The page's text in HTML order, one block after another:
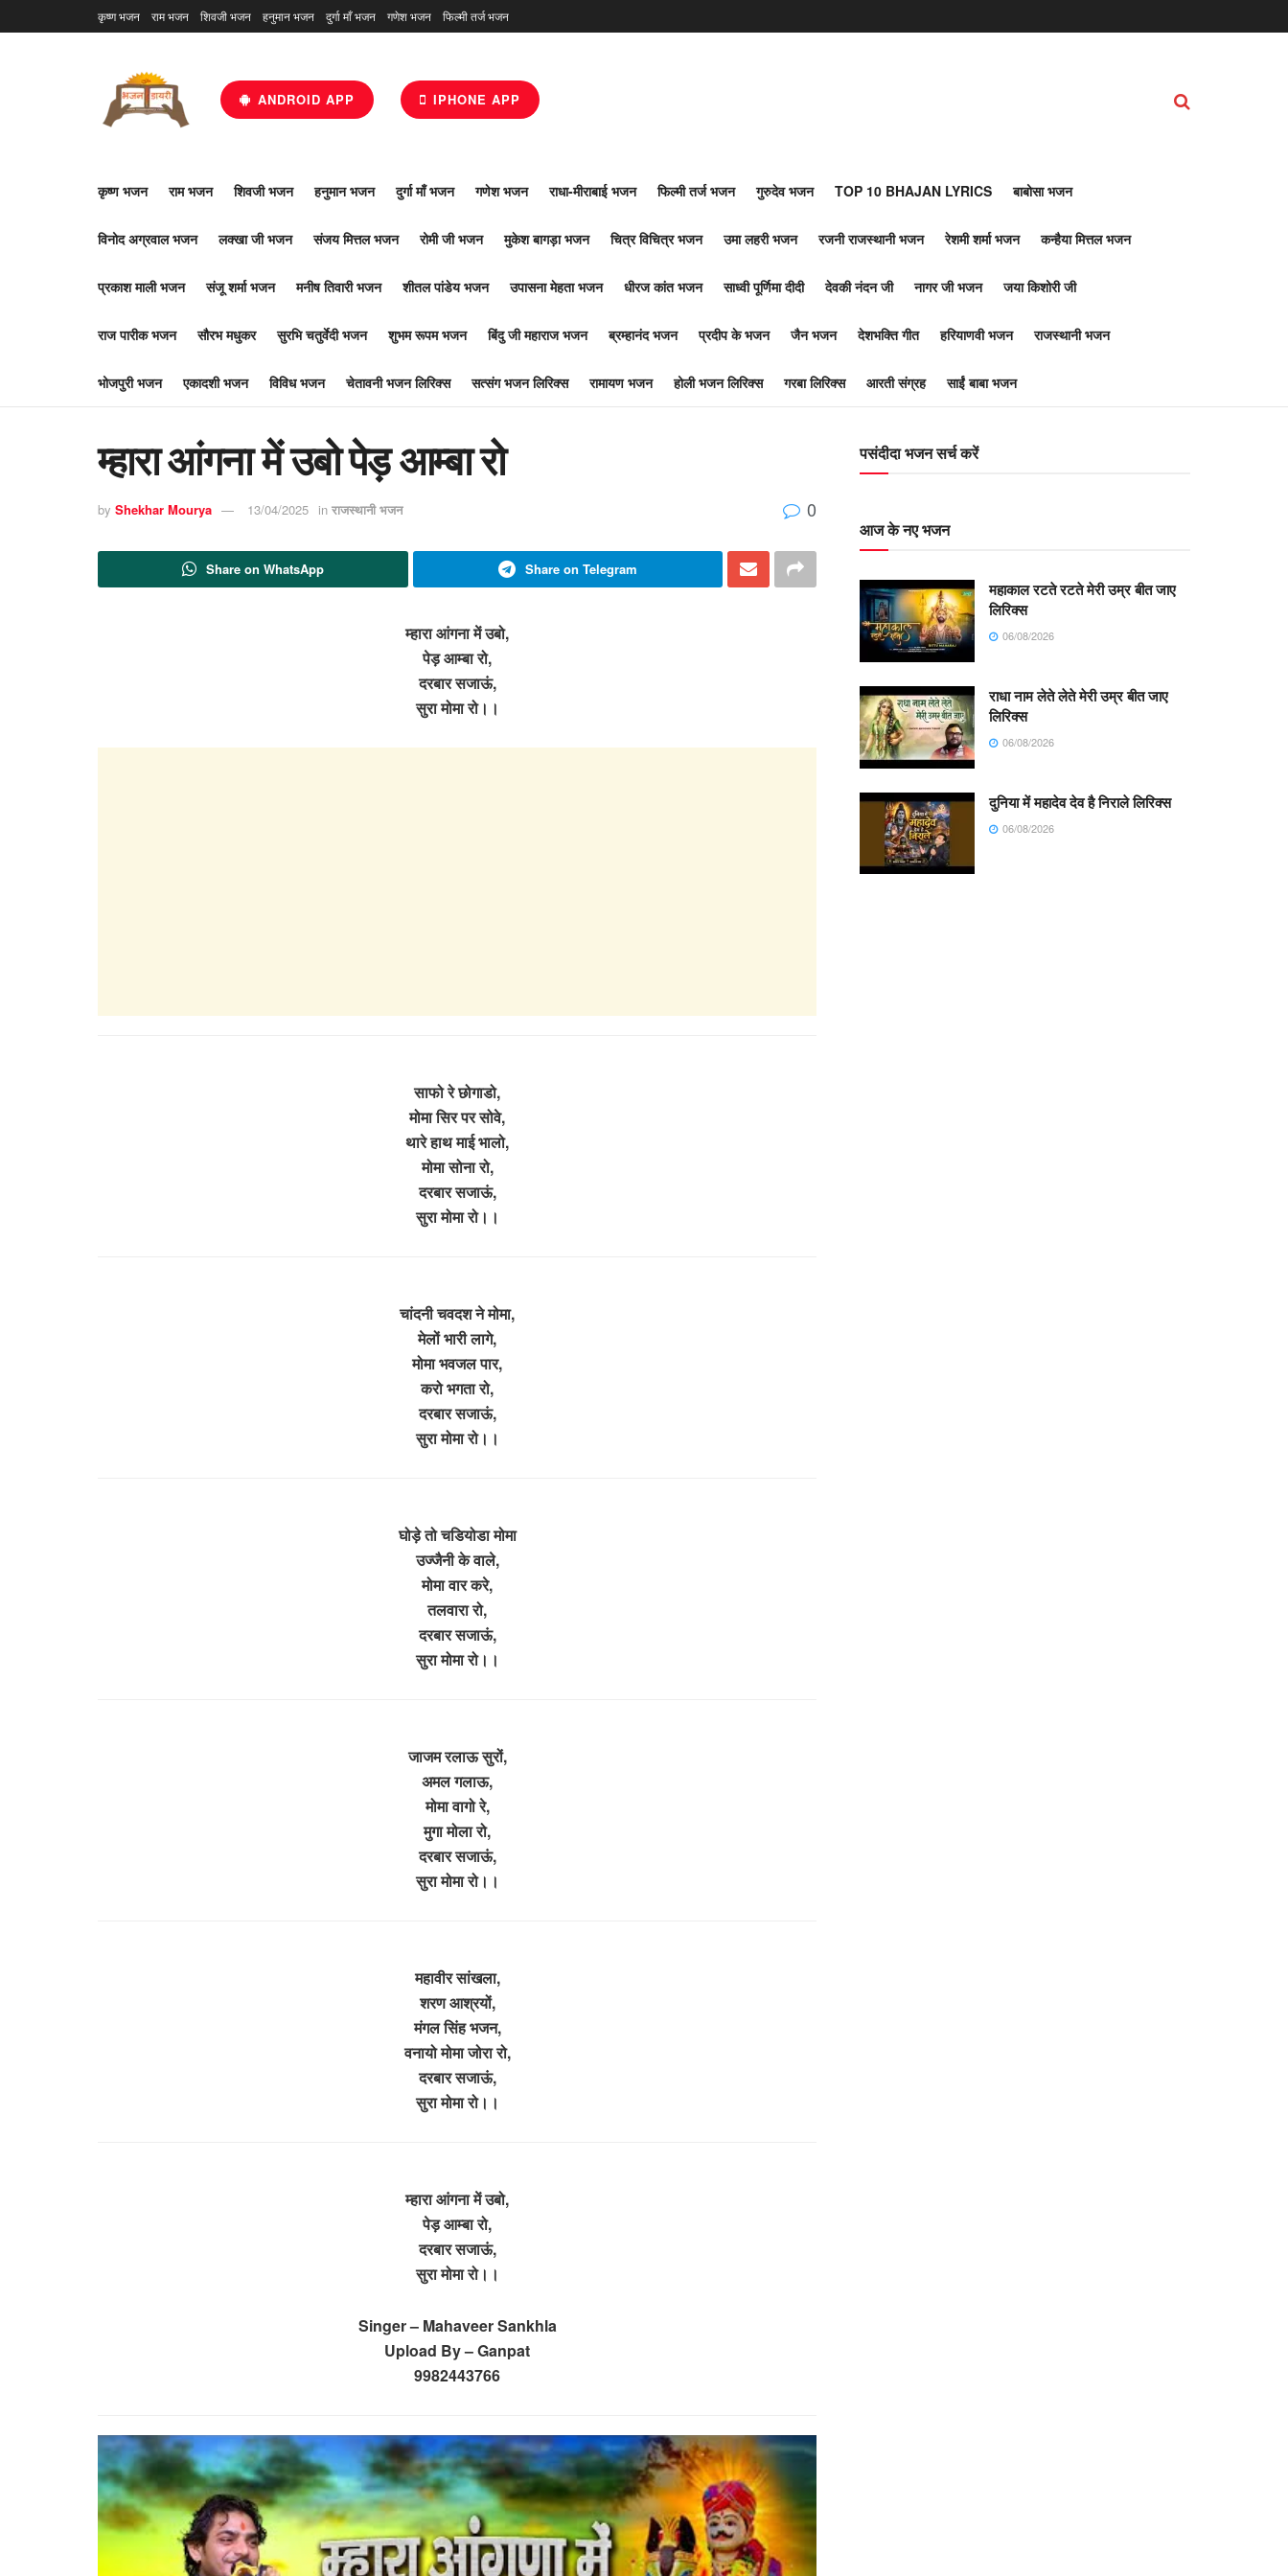
कृष्ण भजन राम भजन शिवजी भजन हनुमान भजन दुर्गा माँ भजन गणेश भजन फिल्मी तर्ज भजन
ANDROID APP IPHONE APP
कृष्ण भजन राम भजन शिवजी भजन हनुमान भजन दुर्गा माँ भजन गणेश भजन राधा-मीराबाई भजन फिल्मी तर्ज भजन गुरुदेव भजन TOP 10 BHAJAN LYRICS बाबोसा भजन
विनोद अग्रवाल भजन लक्खा जी भजन संजय मित्तल भजन रोमी जी भजन मुकेश बागड़ा भजन चित्र विचित्र भजन उमा लहरी भजन रजनी राजस्थानी भजन रेशमी शर्मा भजन कन्हैया मित्तल भजन
प्रकाश माली भजन संजू शर्मा भजन मनीष तिवारी भजन शीतल पांडेय भजन उपासना मेहता भजन धीरज कांत भजन साध्वी पूर्णिमा दीदी देवकी नंदन जी नागर जी भजन जया किशोरी जी
राज पारीक भजन सौरभ मधुकर सुरभि चतुर्वेदी भजन शुभम रूपम भजन बिंदु जी महाराज भजन ब्रम्हानंद भजन प्रदीप के भजन जैन भजन देशभक्ति गीत हरियाणवी भजन राजस्थानी भजन
भोजपुरी भजन एकादशी भजन विविध भजन चेतावनी भजन लिरिक्स सत्संग भजन लिरिक्स रामायण भजन होली भजन लिरिक्स गरबा लिरिक्स आरती संग्रह साईं बाबा भजन
म्हारा आंगना में उबो पेड़ आम्बा रो
by Shekhar Mourya 13/04/2025 in राजस्थानी भजन 0
Share on WhatsApp Share on Telegram
म्हारा आंगना में उबो,
पेड़ आम्बा रो,
दरबार सजाऊं,
सुरा मोमा रो।।
साफो रे छोगाडो,
मोमा सिर पर सोवे,
थारे हाथ माई भालो,
मोमा सोना रो,
दरबार सजाऊं,
सुरा मोमा रो।।
चांदनी चवदश ने मोमा,
मेलों भारी लागे,
मोमा भवजल पार,
करो भगता रो,
दरबार सजाऊं,
सुरा मोमा रो।।
घोड़े तो चडियोडा मोमा
उज्जैनी के वाले,
मोमा वार करे,
तलवारा रो,
दरबार सजाऊं,
सुरा मोमा रो।।
जाजम रलाऊ सुरों,
अमल गलाऊ,
मोमा वागो रे,
मुगा मोला रो,
दरबार सजाऊं,
सुरा मोमा रो।।
महावीर सांखला,
शरण आश्रयों,
मंगल सिंह भजन,
वनायो मोमा जोरा रो,
दरबार सजाऊं,
सुरा मोमा रो।।
म्हारा आंगना में उबो,
पेड़ आम्बा रो,
दरबार सजाऊं,
सुरा मोमा रो।।
Singer – Mahaveer Sankhla
Upload By – Ganpat
9982443766
पसंदीदा भजन सर्च करें
आज के नए भजन
महाकाल रटते रटते मेरी उम्र बीत जाए
लिरिक्स
06/08/2026
राधा नाम लेते लेते मेरी उम्र बीत जाए
लिरिक्स
06/08/2026
दुनिया में महादेव देव है निराले लिरिक्स
06/08/2026